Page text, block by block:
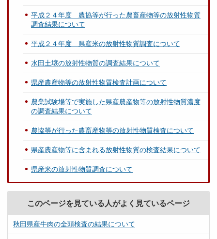
平成２４年度 農協等が行った農畜産物等の放射性物質
調査結果について
平成２４年度 県産米の放射性物質調査について
水田土壌の放射性物質の調査結果について
県産農産物等の放射性物質検査計画について
農業試験場等で実施した県産農産物等の放射性物質濃度
の調査結果について
農協等が行った農畜産物等の放射性物質検査について
県産農産物等に含まれる放射性物質の検査結果について
県産米の放射性物質調査について
このページを見ている人がよく見ているページ
秋田県産牛肉の全頭検査の結果について